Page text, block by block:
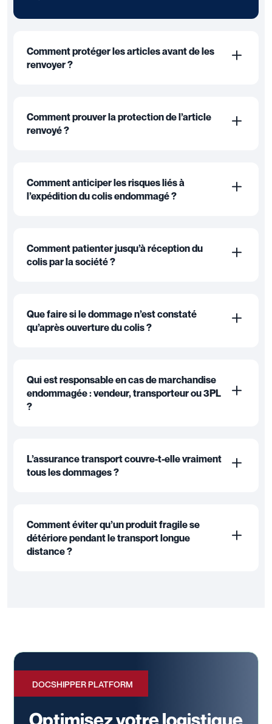
Comment protéger les articles avant de les
renvoyer ?
Comment prouver la protection de l’article
renvoyé ?
Comment anticiper les risques liés à
l’expédition du colis endommagé ?
Comment patienter jusqu’à réception du
colis par la société ?
Que faire si le dommage n’est constaté
qu’après ouverture du colis ?
Qui est responsable en cas de marchandise
endommagée : vendeur, transporteur ou 3PL
?
L’assurance transport couvre-t-elle vraiment
tous les dommages ?
Comment éviter qu’un produit fragile se
détériore pendant le transport longue
distance ?
DOCSHIPPER PLATFORM